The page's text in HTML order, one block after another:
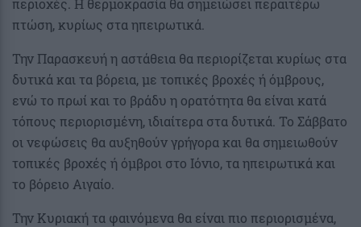
περιοχές. Η θερμοκρασία θα σημειώσει περαιτέρω
πτώση, κυρίως στα ηπειρωτικά.
Την Παρασκευή η αστάθεια θα περιορίζεται κυρίως στα
δυτικά και τα βόρεια, με τοπικές βροχές ή όμβρους,
ενώ το πρωί και το βράδυ η ορατότητα θα είναι κατά
τόπους περιορισμένη, ιδιαίτερα στα δυτικά. Το Σάββατο
οι νεφώσεις θα αυξηθούν γρήγορα και θα σημειωθούν
τοπικές βροχές ή όμβροι στο Ιόνιο, τα ηπειρωτικά και
το βόρειο Αιγαίο.
Την Κυριακή τα φαινόμενα θα είναι πιο περιορισμένα,